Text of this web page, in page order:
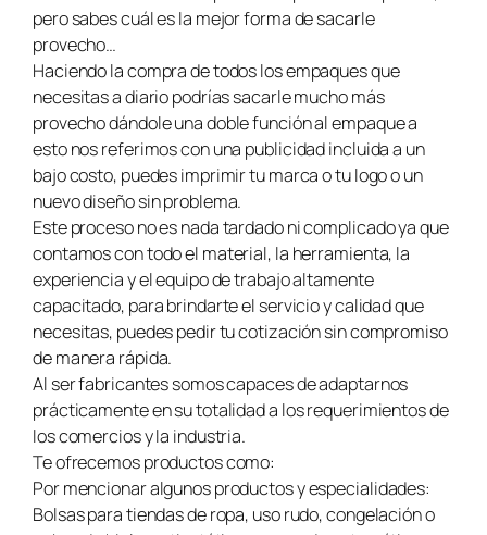
pero sabes cuál es la mejor forma de sacarle
provecho…
Haciendo la compra de todos los empaques que
necesitas a diario podrías sacarle mucho más
provecho dándole una doble función al empaque a
esto nos referimos con una publicidad incluida a un
bajo costo, puedes imprimir tu marca o tu logo o un
nuevo diseño sin problema.
Este proceso no es nada tardado ni complicado ya que
contamos con todo el material, la herramienta, la
experiencia y el equipo de trabajo altamente
capacitado, para brindarte el servicio y calidad que
necesitas, puedes pedir tu cotización sin compromiso
de manera rápida.
Al ser fabricantes somos capaces de adaptarnos
prácticamente en su totalidad a los requerimientos de
los comercios y la industria.
Te ofrecemos productos como:
Por mencionar algunos productos y especialidades:
Bolsas para tiendas de ropa, uso rudo, congelación o